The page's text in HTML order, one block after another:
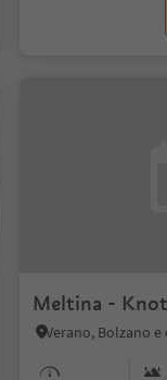
Meltina -
Verano, Bolzano